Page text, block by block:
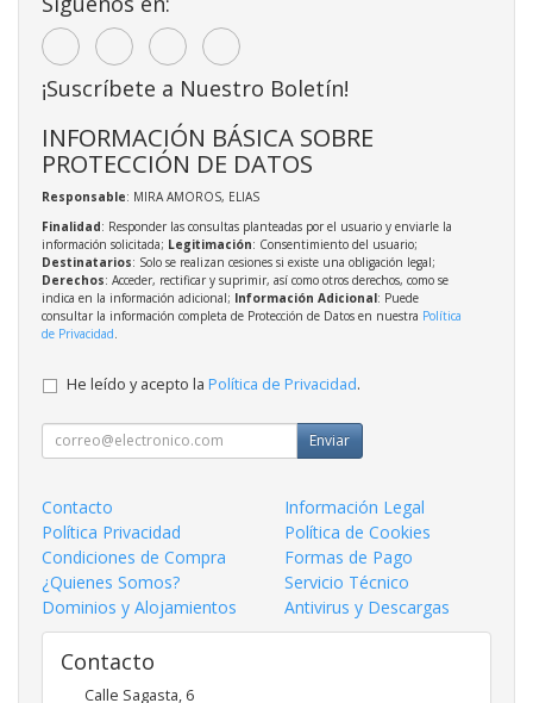
¡Suscríbete a Nuestro Boletín!
INFORMACIÓN BÁSICA SOBRE
PROTECCIÓN DE DATOS
Responsable: MIRA AMOROS, ELIAS
Finalidad: Responder las consultas planteadas por el usuario y enviarle la
información solicitada; Legitimación: Consentimiento del usuario;
Destinatarios: Solo se realizan cesiones si existe una obligación legal;
Derechos: Acceder, rectificar y suprimir, así como otros derechos, como se
indica en la información adicional; Información Adicional: Puede
consultar la información completa de Protección de Datos en nuestra Política
de Privacidad
He leído y acepto la Política de Privacidad.
Enviar
Contacto
Información Legal
Política Privacidad
Política de Cookies
Condiciones de Compra
Formas de Pago
¿Quienes Somos?
Servicio Técnico
Dominios y Alojamientos
Antivirus y Descargas
Contacto
Calle Sagasta, 6